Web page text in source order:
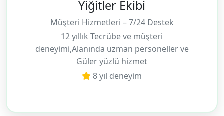
Yiğitler Ekibi
Müşteri Hizmetleri – 7/24 Destek
12 yıllık Tecrübe ve müşteri
deneyimi,Alanında uzman personeller ve
Güler yüzlü hizmet
8 yıl deneyim